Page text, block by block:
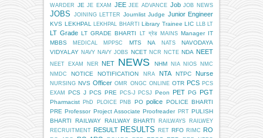
WARDER JE JE EXAM JEE JEE ADVANCE Job JOB NEWS
JOBS JOINING LETTER Journlist Judge Junior Engineer
KVS LEKHPAL LEKHPAL BHARTI Library Trainee LIC LLB LT
LT Grade LT GRADE BHARTI LT ग्रेड MAINS Manager IT
MBBS
MEDICAL MPPSC MTS NA NATS
NAVODAYA
VIDYALAY NAVY NAVY JOBS NCET NCR NCTE NDA NEET
NEET EXAM NER NET NEWS NHM NIA NIOS
NMC
NMDC
NOTICE NOTIFICATION NRA NTA NTPC Nurse
NURSING NVS Officer OMR ONGC ONLINE OTR PCS PCS
EXAM
PCS J PCS PRE PCS-J PCSJ Peon PET PG PGT
Pharmacist PhD PLOICE PNB PO police POLICE BHARTI
PRE Professor Project Associate Proofreader PRT PULISH
BHARTI
RAILWAY RAILWAY BHARTI RAILWAYS
RAILWEY
RECRUITMENT RESULT RESULTS RET RFO RIMC RO